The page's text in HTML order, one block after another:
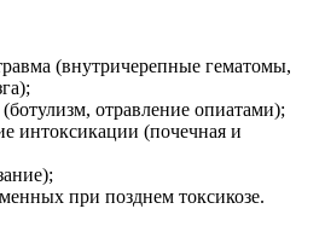
(внутричерепные гематомы,
отравление опиатами);
интоксикации (почечная и
при позднем токсикозе.